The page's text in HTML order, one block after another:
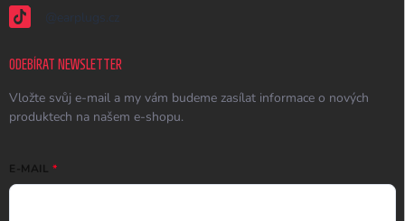
@earplugs.cz
ODEBÍRAT NEWSLETTER
Vložte svůj e-mail a my vám budeme zasílat informace o nových
produktech na našem e-shopu.
E-MAIL